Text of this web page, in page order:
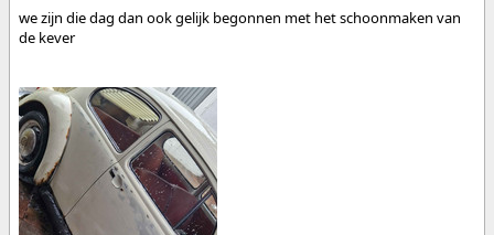
we zijn die dag dan ook gelijk begonnen met het schoonmaken van
de kever